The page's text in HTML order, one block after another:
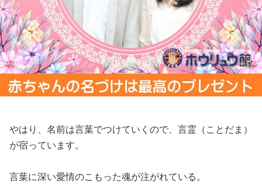
やはり、名前は言葉でつけていくので、言霊（ことだま）
が宿っています。
言葉に深い愛情のこもった魂が注がれている。